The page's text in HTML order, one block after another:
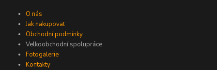
O nás
Jak nakupovat
Obchodní podmínky
Velkoobchodní spolupráce
Fotogalerie
Kontakty